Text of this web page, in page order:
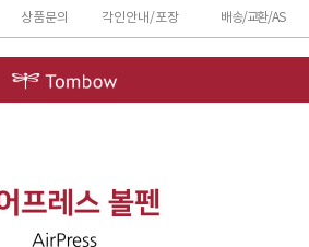
상품문의 각인안내/포장 배송/교환/AS